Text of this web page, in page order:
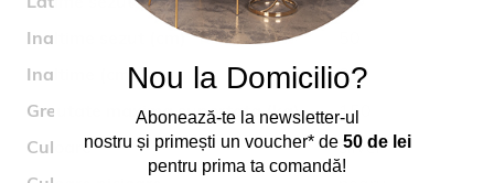
Inaltime sezut (cm)
Inaltime (cm)
89
Greutate maxima suportata (kg)
150
Culoare
silver
Nou la Domicilio?
Abonează-te la newsletter-ul
nostru și primești un voucher* de 50 de lei
pentru prima ta comandă!